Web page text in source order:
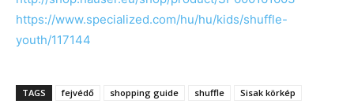
https://www.specialized.com/hu/hu/kids/shuffle-
youth/117144
TAGS fejvédő shopping guide shuffle
Sisak körkép